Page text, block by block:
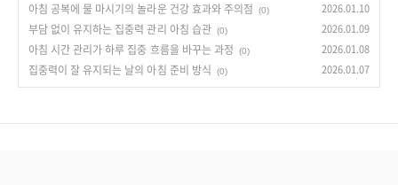
아침 공복에 물 마시기의 놀라운 건강 효과와 주의점 (0) 2026.01.10
부담 없이 유지하는 집중력 관리 아침 습관 (0) 2026.01.09
아침 시간 관리가 하루 집중 흐름을 바꾸는 과정 (0) 2026.01.08
집중력이 잘 유지되는 날의 아침 준비 방식 (0) 2026.01.07